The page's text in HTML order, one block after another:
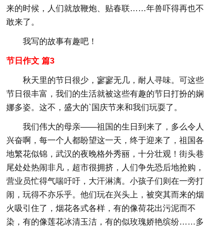
来的时候，人们就放鞭炮、贴春联……年兽吓得再也不
敢来了。
我写的故事有趣吧！
节日作文 篇3
秋天里的节日很少，寥寥无几，耐人寻味。可这些
节日很丰富，我们的生活就被这些有趣的节日打扮的娴
娜多姿。这不，盛大的`国庆节来和我们玩耍了。
我们伟大的母亲——祖国的生日到来了，多么令人
兴奋啊，每一个人都盼望这一天，终于迎来了，祖国各
地繁花似锦，武汉的夜晚格外秀丽，十分壮观！街头巷
尾处处热闹非凡，超市很拥挤，人们争先恐后地抢购，
营业员忙得气喘吁吁，大汗淋漓。小孩子们则在一旁打
闹，玩得不亦乐乎。他们玩在兴头上，被突其而来的烟
火吸引住了，烟花各式各样，有的像荷花出污泥而不
染，有的像莲花冰清玉洁，有的似玫瑰娇艳缤纷……多